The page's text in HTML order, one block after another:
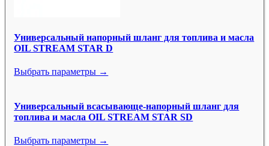
Универсальный напорный шланг для топлива и масла
OIL STREAM STAR D
Выбрать параметры →
Универсальный всасывающе-напорный шланг для
топлива и масла OIL STREAM STAR SD
Выбрать параметры →